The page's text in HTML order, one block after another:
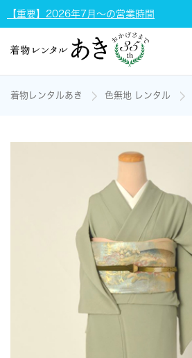
【重要】2026年7月～の営業時間
着物レンタルあき 色無地 レンタル